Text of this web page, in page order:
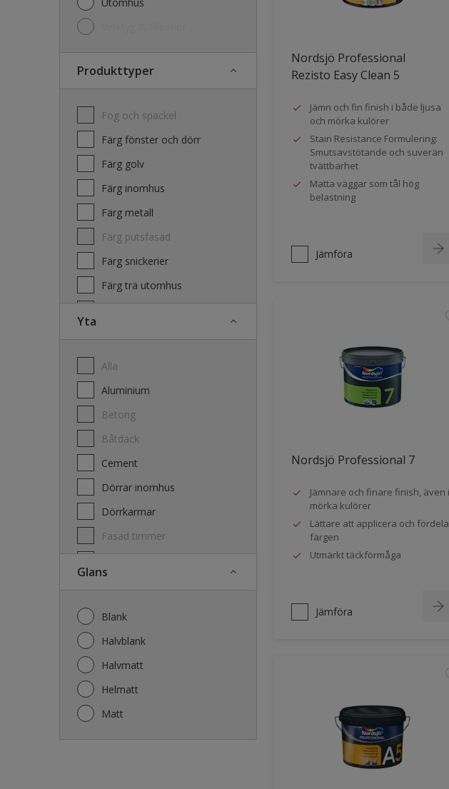
Produkttyper
Fog och spackel
Färg fönster och dörr
Färg golv
Färg inomhus
Färg metall
Färg putsfasad
Färg snickerier
Färg trä utomhus
Yta
Alla
Aluminium
Betong
Båtdäck
Cement
Dörrar inomhus
Dörrkarmar
Fasad timmer
Glans
Blank
Halvblank
Halvmatt
Helmatt
Matt
Nordsjö Professional
Rezisto Easy Clean 5
Jämn och fin finish i både ljusa
och mörka kulörer
Stain Resistance Formulering:
Smutsavstötande och suverän
tvättbarhet
Matta väggar som tål hög
belastning
Jämföra
Nordsjö Professional 7
Jämnare och finare finish, även i
mörka kulörer
Lättare att applicera och fördela
färgen
Utmärkt täckförmåga
Jämföra